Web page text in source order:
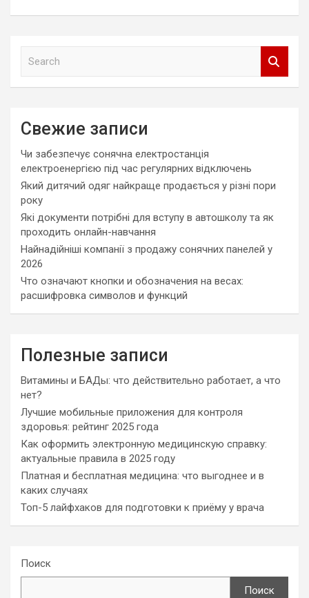
h
Свежие записи
Чи забезпечує сонячна електростанція
електроенергією під час регулярних відключень
Який дитячий одяг найкраще продається у різні пори
року
Які документи потрібні для вступу в автошколу та як
проходить онлайн-навчання
Найнадійніші компанії з продажу сонячних панелей у
2026
Что означают кнопки и обозначения на весах:
расшифровка символов и функций
Полезные записи
Витамины и БАДы: что действительно работает, а что
нет?
Лучшие мобильные приложения для контроля
здоровья: рейтинг 2025 года
Как оформить электронную медицинскую справку:
актуальные правила в 2025 году
Платная и бесплатная медицина: что выгоднее и в
каких случаях
Топ-5 лайфхаков для подготовки к приёму у врача
Поиск
Поиск